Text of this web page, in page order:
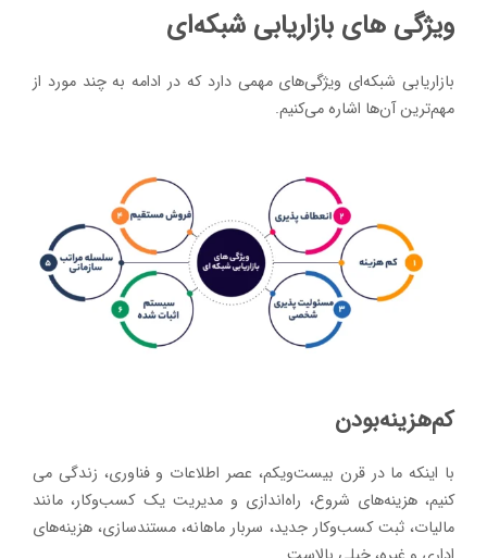
ویژگی های بازاریابی شبکه‌ای
بازاریابی شبکه‌ای ویژگی‌های مهمی دارد که در ادامه به چند مورد از
مهم‌ترین آن‌ها اشاره می‌کنیم.
کم‌هزینه‌بودن
با اینکه ما در قرن بیست‌ویکم، عصر اطلاعات و فناوری، زندگی می
کنیم، هزینه‌های شروع، راه‌اندازی و مدیریت یک کسب‌وکار، مانند
مالیات، ثبت کسب‌وکار جدید، سربار ماهانه، مستندسازی، هزینه‌های